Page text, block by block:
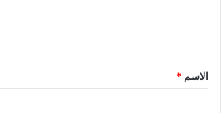
*
الاسم *